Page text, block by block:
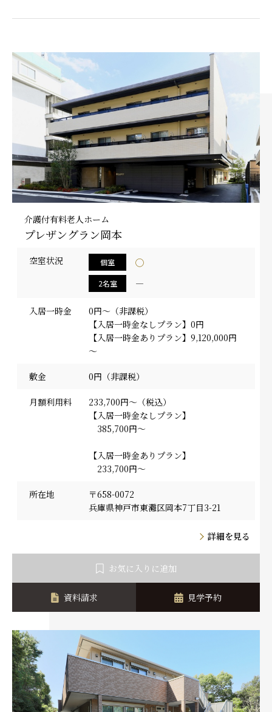
運営会社
プライバシーポリシー
採用情報
介護付有料老人ホーム
プレザングラン岡本
空室状況 個室 ◯
2名室 ―
入居一時金
0円～（非課税）
【入居一時金なしプラン】0円
【入居一時金ありプラン】9,120,000円
～
敷金 0円（非課税）
月額利用料
233,700円～（税込）
【入居一時金なしプラン】
385,700円～
【入居一時金ありプラン】
233,700円～
所在地
〒658-0072
兵庫県神戸市東灘区岡本7丁目3-21
詳細を見る
お気に入りに追加
資料請求 見学予約